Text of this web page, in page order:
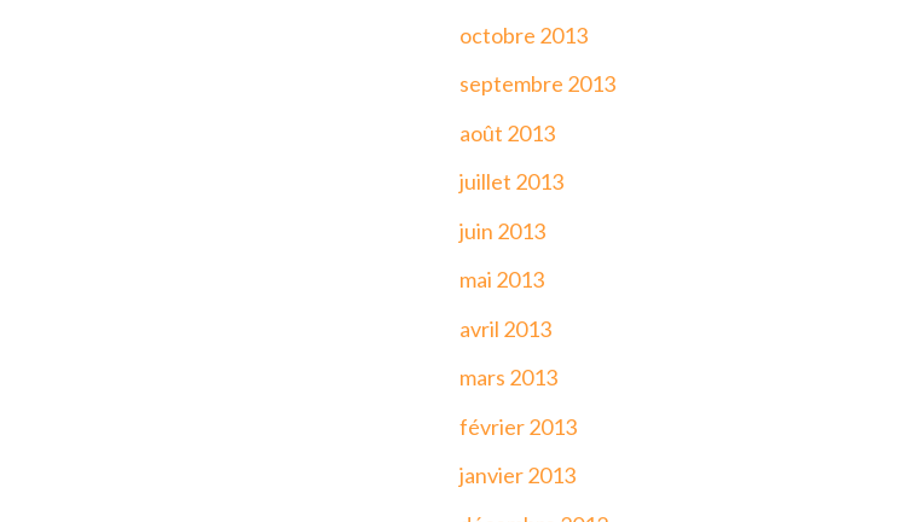
octobre 2013
septembre 2013
août 2013
juillet 2013
juin 2013
mai 2013
avril 2013
mars 2013
février 2013
janvier 2013